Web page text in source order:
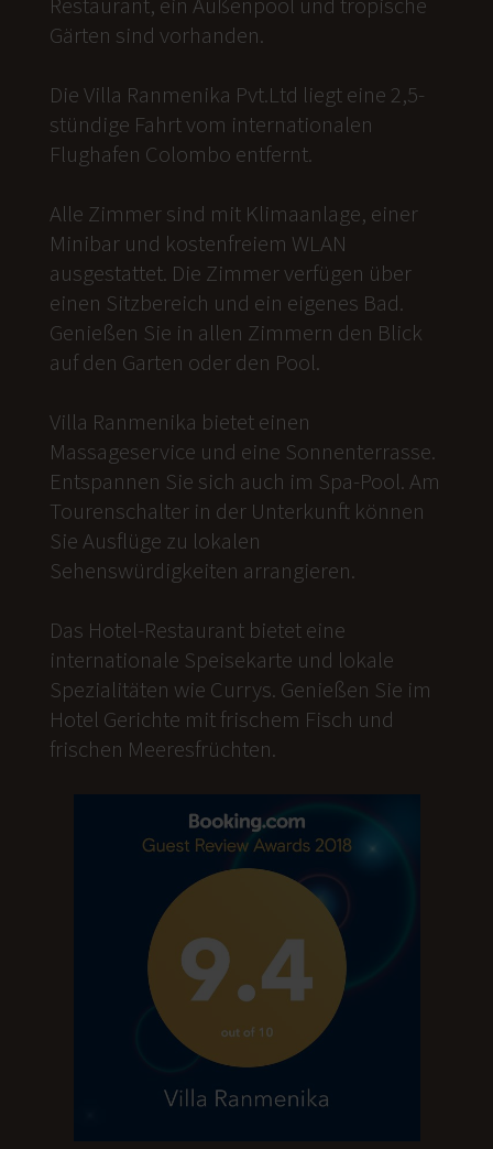
Gärten sind vorhanden.
Die Villa Ranmenika Pvt.Ltd liegt eine 2,5-
stündige Fahrt vom internationalen
Flughafen Colombo entfernt.
Alle Zimmer sind mit Klimaanlage, einer
Minibar und kostenfreiem WLAN
ausgestattet. Die Zimmer verfügen über
einen Sitzbereich und ein eigenes Bad.
Genießen Sie in allen Zimmern den Blick
auf den Garten oder den Pool.
Villa Ranmenika bietet einen
Massageservice und eine Sonnenterrasse.
Entspannen Sie sich auch im Spa-Pool. Am
Tourenschalter in der Unterkunft können
Sie Ausflüge zu lokalen
Sehenswürdigkeiten arrangieren.
Das Hotel-Restaurant bietet eine
internationale Speisekarte und lokale
Spezialitäten wie Currys. Genießen Sie im
Hotel Gerichte mit frischem Fisch und
frischen Meeresfrüchten.